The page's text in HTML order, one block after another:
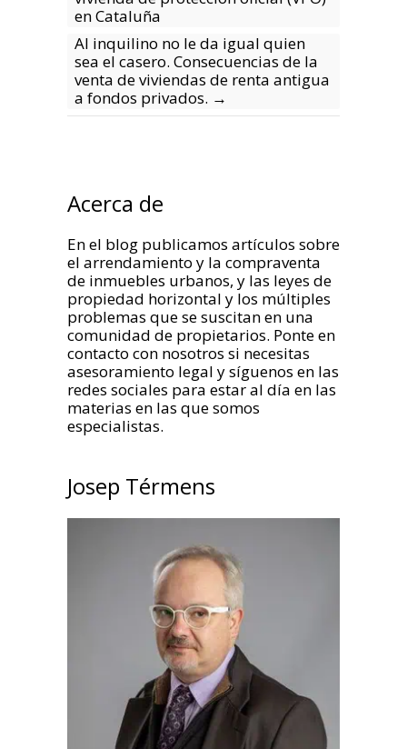
en Cataluña
Al inquilino no le da igual quien
sea el casero. Consecuencias de la
venta de viviendas de renta antigua
a fondos privados. →
Acerca de
En el blog publicamos artículos sobre
el arrendamiento y la compraventa
de inmuebles urbanos, y las leyes de
propiedad horizontal y los múltiples
problemas que se suscitan en una
comunidad de propietarios. Ponte en
contacto con nosotros si necesitas
asesoramiento legal y síguenos en las
redes sociales para estar al día en las
materias en las que somos
especialistas.
Josep Térmens